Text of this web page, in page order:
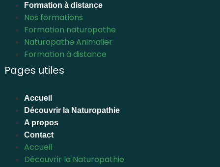
Formation à distance
Nos formations
Formation naturopathe
Naturopathe Animalier
Formation à distance
Pages utiles
Accueil
Découvrir la Naturopathie
A propos
Contact
Accueil
Découvrir la Naturopathie